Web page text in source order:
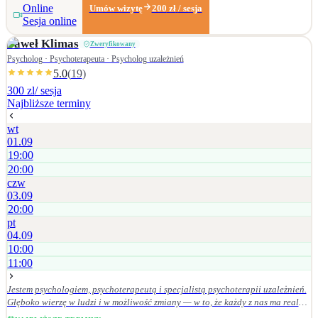
również online (Skype, Zoom, telefon).
Online
Sesja online
Umów wizytę 200 zł / sesja
Paweł Klimas Zweryfikowany
Psycholog · Psychoterapeuta · Psycholog uzależnień
5.0(19)
300 zl/ sesja
Najbliższe terminy
wt
01.09
19:00
20:00
czw
03.09
20:00
pt
04.09
10:00
11:00
Jestem psychologiem, psychoterapeutą i specjalistą psychoterapii uzależnień.
Głęboko wierzę w ludzi i w możliwość zmiany — w to, że każdy z nas ma realny
wpływ na swoje życie, wystarczy w to uwierzyć i konsekwentnie działać w